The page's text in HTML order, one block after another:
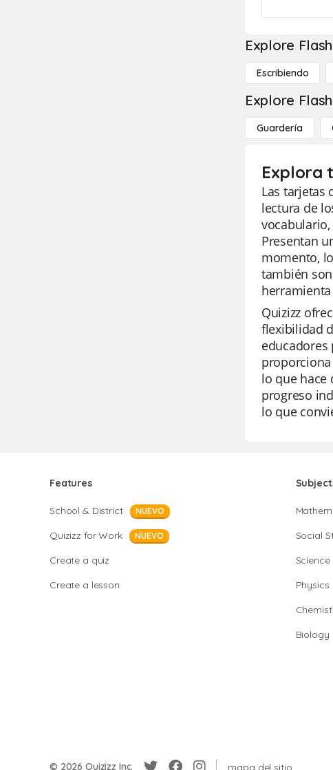
Explore
Escribiendo
Explore
Guardería
Explora
Las tarjetas
lectura de
Presentan
momento,
también
Quizizz
flexibilidad
educadores
lo que hace
progreso
lo que
Features
School & District NUEVO
Quizizz for Work NUEVO
Create a quiz
Create a lesson
Social
Science
Physics
Biology
© 2026 Quizizz Inc. mapa del sitio